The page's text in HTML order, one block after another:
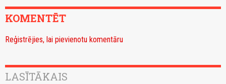
KOMENTĒT
Reģistrējies, lai pievienotu komentāru
LASĪTĀKAIS